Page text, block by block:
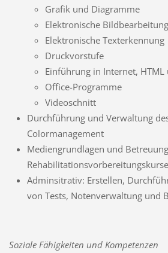
Grafik und Diagramme
Elektronische Bildbearbeitung
Elektronische Texterkennung
Druckvorstufe
Einführung in Internet,
Office-Programme
Videoschnitt
Durchführung und Verwaltung
Colormanagement
Mediengrundlagen und
Adminsitrativ: Erstellen,
von Tests, Notenverwaltung und
Soziale Fähigkeiten und Kompetenzen